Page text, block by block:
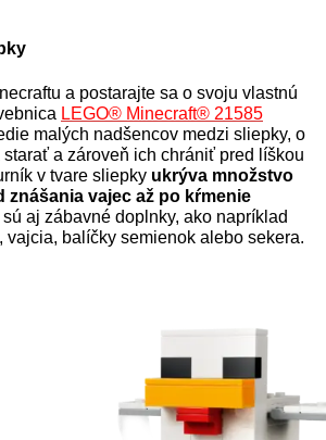
a postarajte sa o svoju vlastnú
LEGO® Minecraft® 21585
malých nadšencov medzi sliepky, o
starať a zároveň ich chrániť pred líškou
v tvare sliepky ukrýva množstvo
znášania vajec až po kŕmenie
aj zábavné doplnky, ako napríklad
vajcia, balíčky semienok alebo sekera.